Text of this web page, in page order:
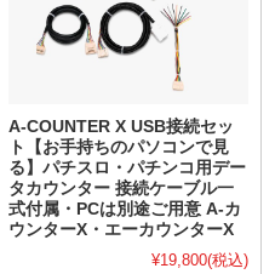
A-COUNTER X USB接続セッ
ト【お手持ちのパソコンで見
る】パチスロ・パチンコ用デー
タカウンター 接続ケーブル一
式付属・PCは別途ご用意 A-カ
ウンターX・エーカウンターX
¥19,800(税込)